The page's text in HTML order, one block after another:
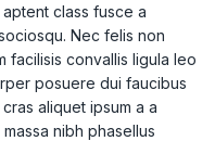
class fusce a
Nec felis non
facilisis convallis ligula leo
posuere dui faucibus
aliquet ipsum a a
nibh phasellus